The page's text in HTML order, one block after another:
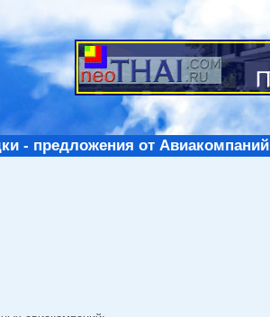
- предложения от Авиакомпаний